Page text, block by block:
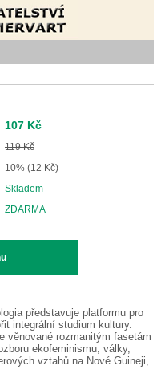
107 Kč
119 Kč
10% (12 Kč)
Skladem
ZDARMA
představuje platformu pro
integrální studium kultury.
věnované rozmanitým fasetám
ekofeminismu, války,
vztahů na Nové Guineji,